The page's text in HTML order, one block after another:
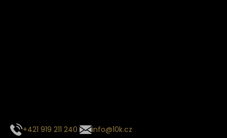
+421 919 211 240 info@10k.cz